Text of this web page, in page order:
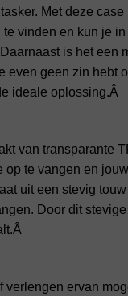
Met deze
vinden en kun je in
is het een
even geen zin hebt
ideale oplossing.Â
van transparante
te vangen en
uit een stevig
Door dit
verlengen ervan